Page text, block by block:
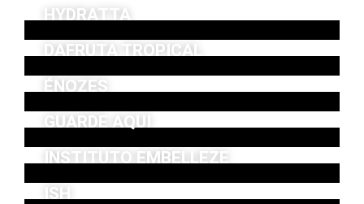
HYDRATTA
DAFRUTA TROPICAL
ÉNOZES
GUARDE AQUI
INSTITUTO EMBELLEZE
ISH